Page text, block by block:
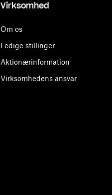
Virksomhed
Om os
Ledige stillinger
Aktionærinformation
Virksomhedens ansvar